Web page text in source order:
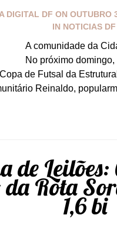
DIGITAL DF ONOUTUBRO
IN NOTICIAS DF
A comunidade da
No próximo
de Futsal da
Reinaldo,
de Leilões:
da Rota
1,6 bi